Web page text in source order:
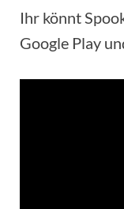
Ihr könnt
Google Play